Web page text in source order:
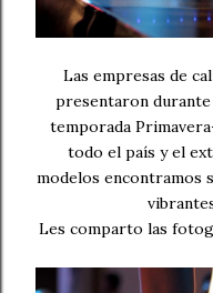
Las empresas de
presentaron
temporada
todo el país y el
modelos encontramos
Les comparto las